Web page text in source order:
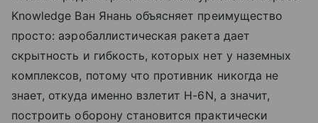
Knowledge Ван Янань объясняет преимущество
просто: аэробаллистическая ракета дает
скрытность и гибкость, которых нет у наземных
комплексов, потому что противник никогда не
знает, откуда именно взлетит H-6N, а значит,
построить оборону становится практически